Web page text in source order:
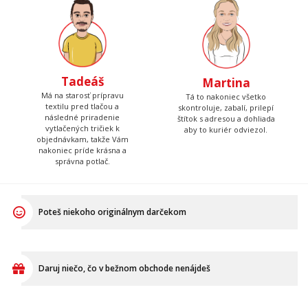
Tadeáš
Má na starosť prípravu
textilu pred tlačou a
následné priradenie
vytlačených tričiek k
objednávkam, takže Vám
nakoniec príde krásna a
správna potlač.
Martina
Tá to nakoniec všetko
skontroluje, zabalí, prilepí
štítok s adresou a dohliada
aby to kuriér odviezol.
Poteš niekoho originálnym darčekom
Daruj niečo, čo v bežnom obchode nenájdeš